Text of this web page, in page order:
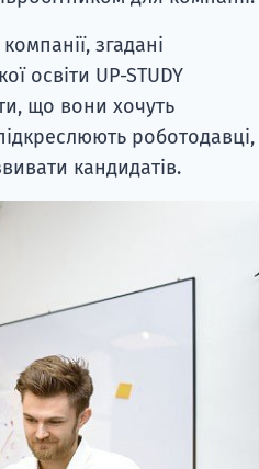
згадані
освіти UP-STUDY
що вони хочуть
підкреслюють роботодавці,
кандидатів.